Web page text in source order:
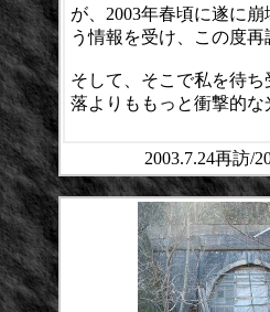
が、2003年春頃に遂に
う情報を受け、この度再
そして、そこで私を待
落よりももっと衝撃的な
2003.7.24再訪/